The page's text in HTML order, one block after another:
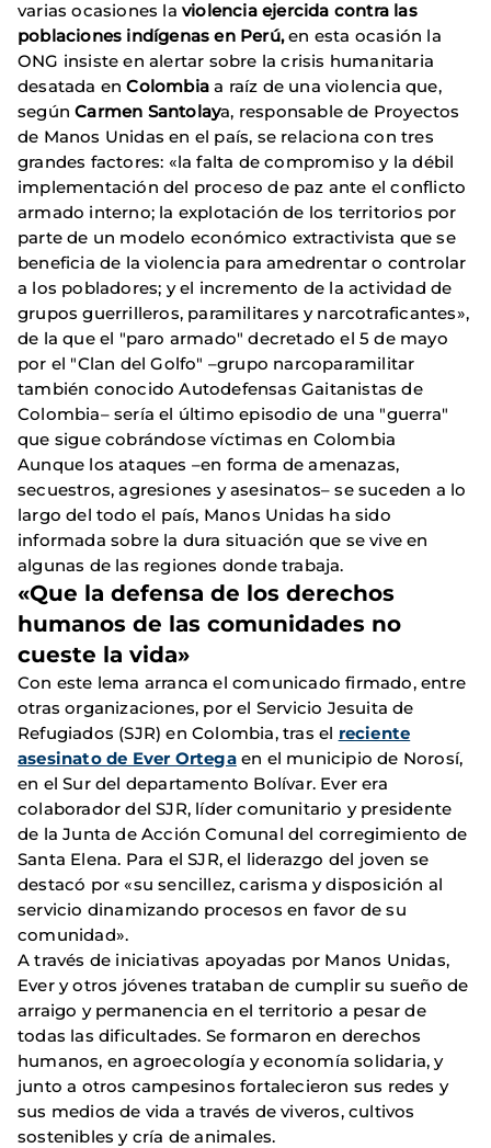
varias ocasiones la violencia ejercida contra las
poblaciones indígenas en Perú,en esta ocasión la
ONG insiste en alertar sobre la crisis humanitaria
desatada enColombiaa raíz de una violencia que,
segúnCarmen Santolaya, responsable de Proyectos
de Manos Unidas en el país, se relaciona con tres
grandes factores: «la falta de compromiso y la débil
implementación del proceso de paz ante el conflicto
armado interno; la explotación de los territorios por
parte de un modelo económico extractivista que se
beneficia de la violencia para amedrentar o controlar
a los pobladores; y el incremento de la actividad de
grupos guerrilleros, paramilitares y narcotraficantes»,
de la que el "paro armado" decretado el 5 de mayo
por el "Clan del Golfo" –grupo narcoparamilitar
también conocido Autodefensas Gaitanistas de
Colombia– sería el último episodio de una "guerra"
que sigue cobrándose víctimas en Colombia
Aunque los ataques –en forma de amenazas,
secuestros, agresiones y asesinatos– se suceden a lo
largo del todo el país, Manos Unidas ha sido
informada sobre la dura situación que se vive en
algunas de las regiones donde trabaja.
«Que la defensa de los derechos
humanos de las comunidades no
cueste la vida»
Con este lema arranca el comunicado firmado, entre
otras organizaciones, por el Servicio Jesuita de
Refugiados (SJR) en Colombia, tras el reciente
asesinato de Ever Ortegaen el municipio de Norosí,
en el Sur del departamento Bolívar. Ever era
colaborador del SJR, líder comunitario y presidente
de la Junta de Acción Comunal del corregimiento de
Santa Elena. Para el SJR, el liderazgo del joven se
destacó por «su sencillez, carisma y disposición al
servicio dinamizando procesos en favor de su
comunidad».
A través de iniciativas apoyadas por Manos Unidas,
Ever y otros jóvenes trataban de cumplir su sueño de
arraigo y permanencia en el territorio a pesar de
todas las dificultades. Se formaron en derechos
humanos, en agroecología y economía solidaria, y
junto a otros campesinos fortalecieron sus redes y
sus medios de vida a través de viveros, cultivos
sostenibles y cría de animales.